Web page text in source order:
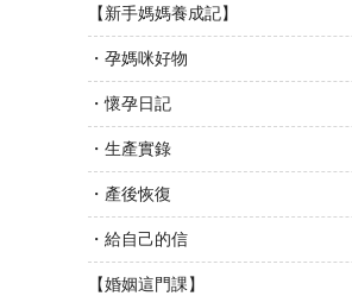
【新手媽媽養成記】
・孕媽咪好物
・懷孕日記
・生產實錄
・產後恢復
・給自己的信
【婚姻這門課】